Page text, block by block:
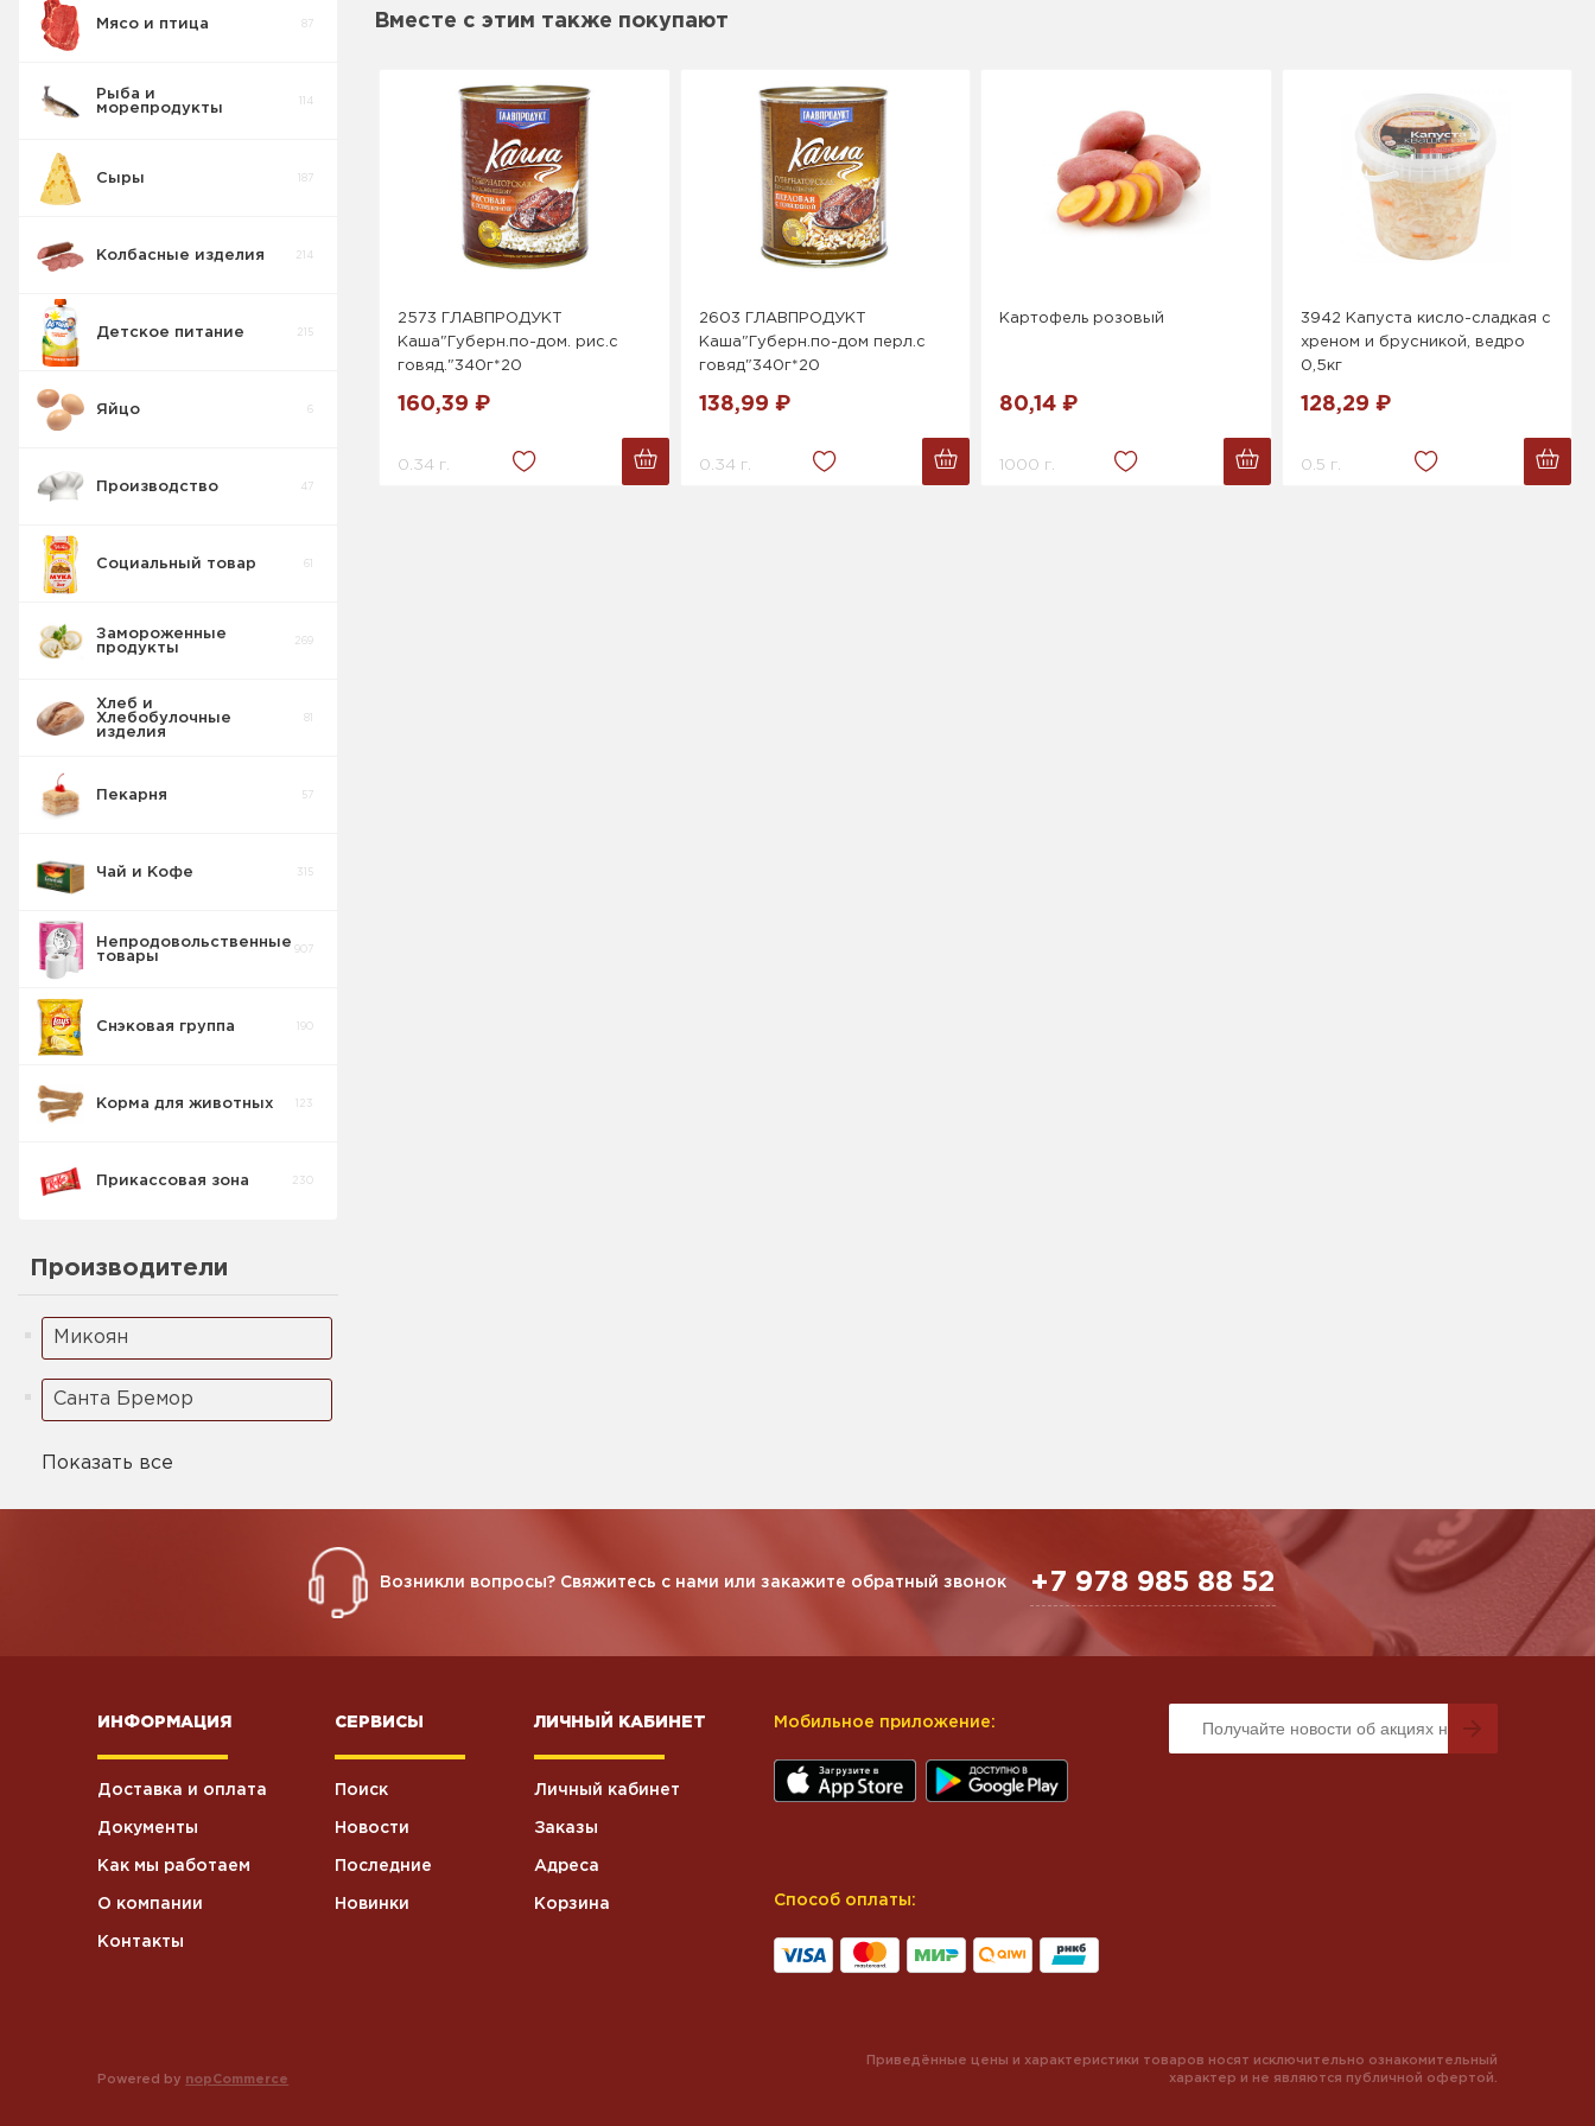
Консервы
Соленья
Мясо и птица 87
Рыба и
морепродукты
114
Сыры 187
Колбасные изделия 214
Детское питание 215
Яйцо 6
Производство 47
Социальный товар 61
Замороженные
продукты
269
Хлеб и
Хлебобулочные
изделия
81
Пекарня 57
Чай и Кофе 315
Непродовольственные
товары
907
Снэковая группа 190
Корма для животных 123
Прикассовая зона 230
Производители
Микоян
Санта Бремор
Показать все
Вместе с этим также покупают
2573 ГЛАВПРОДУКТ
Каша"Губерн.по-дом. рис.с
говяд."340г*20
160,39 ₽
0.34 г.
2603 ГЛАВПРОДУКТ
Каша"Губерн.по-дом перл.с
говяд"340г*20
138,99 ₽
0.34 г.
Картофель розовый
80,14 ₽
1000 г.
3942 Капуста кисло-сладкая с
хреном и брусникой, ведро
0,5кг
128,29 ₽
0.5 г.
Возникли вопросы? Свяжитесь с нами или закажите обратный звонок +7 978 985 88 52
ИНФОРМАЦИЯ
Доставка и оплата
Документы
Как мы работаем
О компании
Контакты
СЕРВИСЫ
Поиск
Новости
Последние
Новинки
ЛИЧНЫЙ КАБИНЕТ
Личный кабинет
Заказы
Адреса
Корзина
Мобильное приложение:
Способ оплаты:
Powered by nopCommerce
Приведённые цены и характеристики товаров носят исключительно ознакомительный
характер и не являются публичной офертой.